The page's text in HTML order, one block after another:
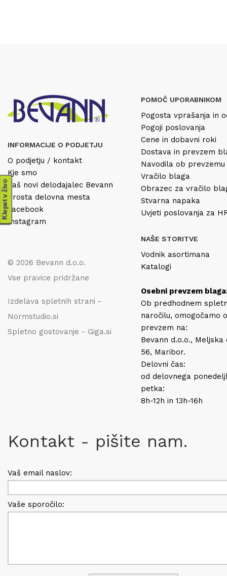
INFORMACIJE O PODJETJU
O podjetju / kontakt
Kje smo
Vaš novi delodajalec Bevann
Prosta delovna mesta
Facebook
Instagram
© 2026 Bevann d.o.o.
Vse pravice pridržane
Izdelava spletnih strani -
Normstudio.si
Spletno gostovanje - Giga.si
POMOČ UPORABNIKOM
Pogosta vprašanja in
Pogoji poslovanja
Cene in dobavni roki
Dostava in prevzem
Navodila ob
Vračilo blaga
Obrazec za vračilo
Stvarna napaka
Uvjeti poslovanja za
NAŠE STORITVE
Vodnik asortimana
Katalogi
Osebni prevzem
Ob predhodnem
naročilu, omogočamo
prevzem na:
Bevann d.o.o., Meljska
56, Maribor.
Delovni čas:
od delovnega
petka:
8h-12h in 13h-16h
Kontakt - pišite nam.
Vaš email naslov:
Vaše sporočilo:
Klepet v živo